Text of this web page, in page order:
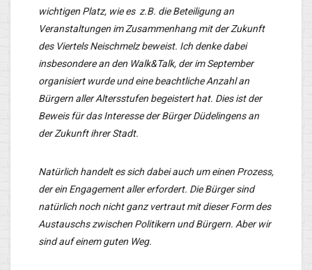
wichtigen Platz, wie es z.B. die Beteiligung an
Veranstaltungen im Zusammenhang mit der Zukunft
des Viertels Neischmelz beweist. Ich denke dabei
insbesondere an den Walk&Talk, der im September
organisiert wurde und eine beachtliche Anzahl an
Bürgern aller Altersstufen begeistert hat. Dies ist der
Beweis für das Interesse der Bürger Düdelingens an
der Zukunft ihrer Stadt.
Natürlich handelt es sich dabei auch um einen Prozess,
der ein Engagement aller erfordert. Die Bürger sind
natürlich noch nicht ganz vertraut mit dieser Form des
Austauschs zwischen Politikern und Bürgern. Aber wir
sind auf einem guten Weg.